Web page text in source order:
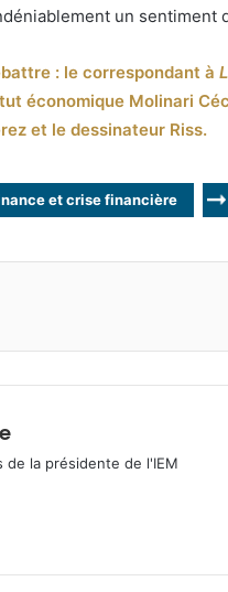
un sentiment
: le correspondant à
économique Molinari
et le dessinateur Riss.
et crise financière
de la présidente de l'IEM